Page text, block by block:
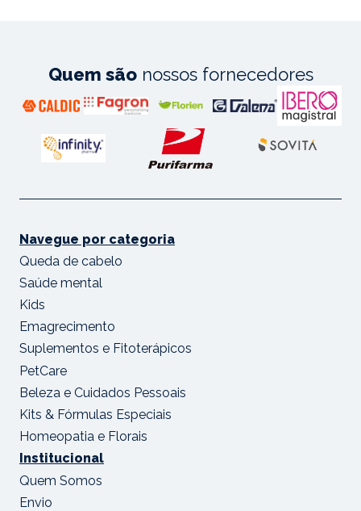
Quem sãonossos fornecedores
Navegue por categoria
Queda de cabelo
Saúde mental
Kids
Emagrecimento
Suplementos e Fitoterápicos
PetCare
Beleza e Cuidados Pessoais
Kits & Fórmulas Especiais
Homeopatia e Florais
Institucional
Quem Somos
Envio